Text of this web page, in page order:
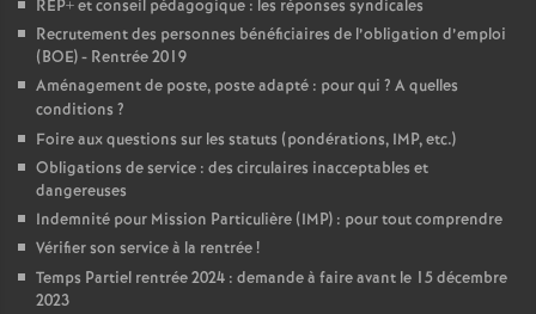
o
u
r
s
REP+ et conseil pédagogique : les réponses syndicales
Recrutement des personnes bénéficiaires de l’obligation d’emploi
(BOE) - Rentrée 2019
Aménagement de poste, poste adapté : pour qui ? A quelles
conditions ?
Foire aux questions sur les statuts (pondérations, IMP, etc.)
Obligations de service : des circulaires inacceptables et
dangereuses
Indemnité pour Mission Particulière (IMP) : pour tout comprendre
Vérifier son service à la rentrée!
Temps Partiel rentrée 2024 : demande à faire avant le 15 décembre
2023